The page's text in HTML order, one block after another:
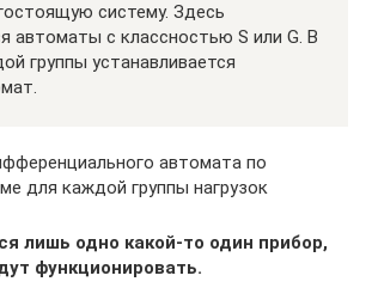
систему. Здесь
автоматы с классностью S или G. В
группы устанавливается
автомата по
для каждой группы нагрузок
лишь одно какой-то один прибор,
функционировать.